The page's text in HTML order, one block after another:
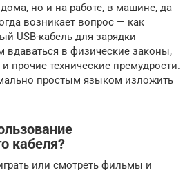
но и на работе, в машине, да
возникает вопрос — как
USB-кабель для зарядки
вдаваться в физические законы,
прочие технические премудрости.
простым языком изложить
кабеля?
или смотреть фильмы и